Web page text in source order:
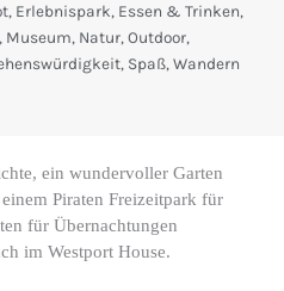
, Erlebnispark, Essen & Trinken,
, Museum, Natur, Outdoor,
, Spaß, Wandern
ein wundervoller Garten
Piraten Freizeitpark für
für Übernachtungen
im Westport House.